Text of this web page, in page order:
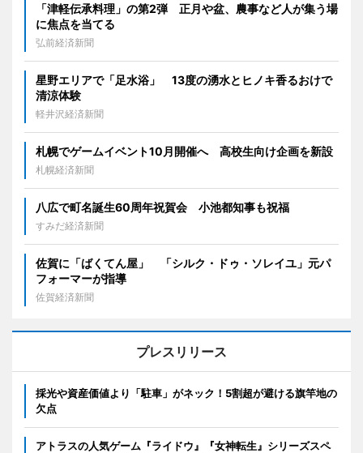
「津軽伝承料理」の第2弾 正月や盆、農事など人が集う場
に焦点を当てる
弘前経済新聞
星野エリアで「足水浴」 13度の湧水とヒノキ香るおけで
清涼体験
軽井沢経済新聞
札幌でゲームイベント10月開催へ 高校生向け企画を新設
札幌経済新聞
八広で町名誕生60周年祝賀会 小池都知事も祝福
すみだ経済新聞
佐賀に「ばくてん屋」 「シルク・ドゥ・ソレイユ」元パ
フォーマーが指導
佐賀経済新聞
プレスリリース
採光や資産価値より「駐車」がネック！5割超が避ける旗竿地の
欠点
アトラスの人気ゲーム『ライドウ』『女神転生』シリーズスペ